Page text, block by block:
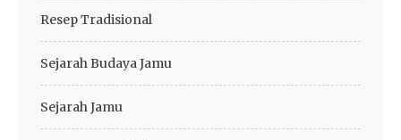
Resep Tradisional
Sejarah Budaya Jamu
Sejarah Jamu